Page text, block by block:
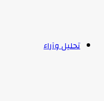
تحليل وآراء